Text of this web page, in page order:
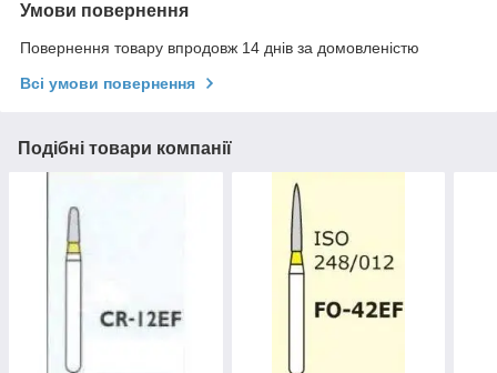
Умови повернення
Повернення товару впродовж 14 днів за домовленістю
Всі умови повернення
Подібні товари компанії